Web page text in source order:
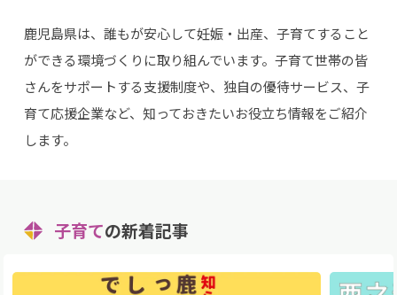
鹿児島県は、誰もが安心して妊娠・出産、子育てすること
ができる環境づくりに取り組んでいます。子育て世帯の皆
さんをサポートする支援制度や、独自の優待サービス、子
育て応援企業など、知っておきたいお役立ち情報をご紹介
します。
子育ての新着記事